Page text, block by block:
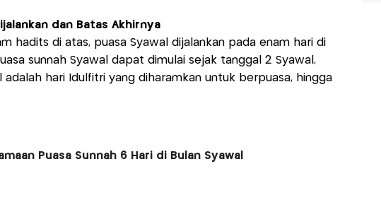
dan Batas Akhirnya
hadits di atas, puasa Syawal dijalankan pada enam hari di
sunnah Syawal dapat dimulai sejak tanggal 2 Syawal,
adalah hari Idulfitri yang diharamkan untuk berpuasa, hingga
Puasa Sunnah 6 Hari di Bulan Syawal